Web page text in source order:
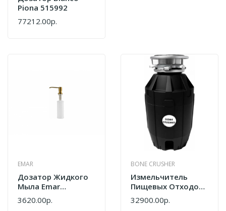
Piona 515992
77212.00р.
EMAR
Дозатор Жидкого
Мыла Emar
ЕД-401D.PVD Matt
Gold
3620.00р.
BONE CRUSHER
Измельчитель
Пищевых Отходов
Bone Crusher 810
AS+установочный
32900.00р.